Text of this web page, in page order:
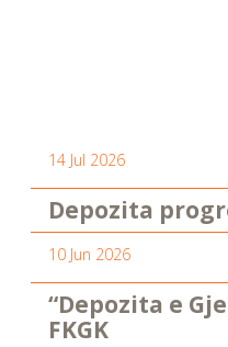
14 Jul 2026
Depozita
10 Jun 2026
“Depozita e
FKGK